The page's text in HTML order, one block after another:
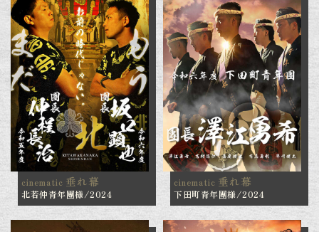
cinematic 垂れ幕
北若仲青年團様/2024
cinematic 垂れ幕
下田町青年團様/2024